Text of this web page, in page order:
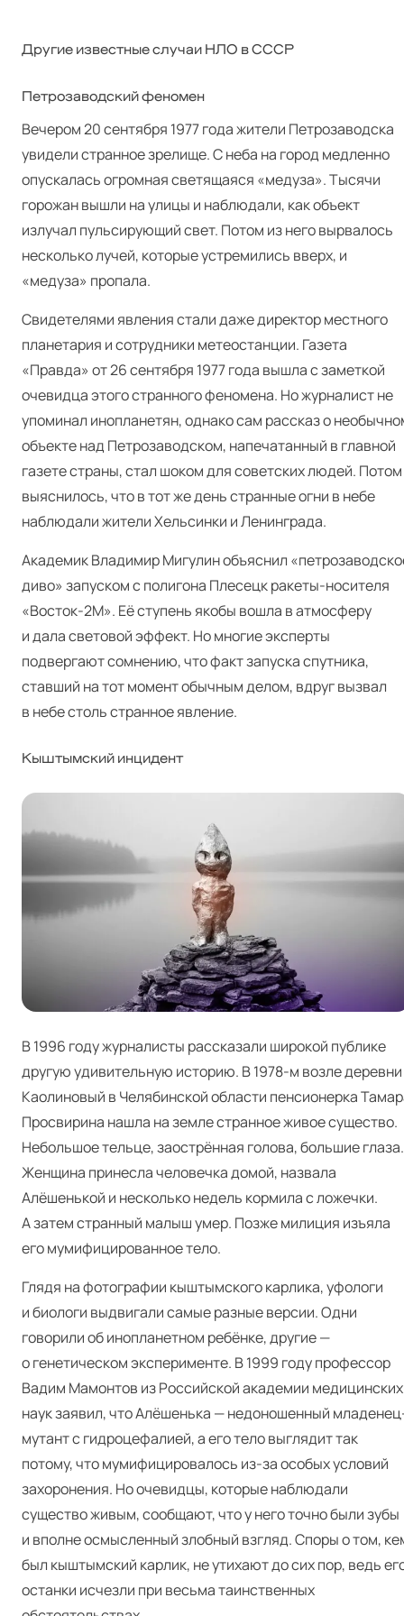
Другие известные случаи НЛО в СССР
Петрозаводский феномен
Вечером 20 сентября 1977 года жители Петрозаводска
увидели странное зрелище. С неба на город медленно
опускалась огромная светящаяся «медуза». Тысячи
горожан вышли на улицы и наблюдали, как объект
излучал пульсирующий свет. Потом из него вырвалось
несколько лучей, которые устремились вверх, и
«медуза» пропала.
Свидетелями явления стали даже директор местного
планетария и сотрудники метеостанции. Газета
«Правда» от 26 сентября 1977 года вышла с заметкой
очевидца этого странного феномена. Но журналист не
упоминал инопланетян, однако сам рассказ о
объекте над Петрозаводском, напечатанный в главной
газете страны, стал шоком для советских людей. Потом
выяснилось, что в тот же день странные огни в небе
наблюдали жители Хельсинки и Ленинграда.
Академик Владимир Мигулин объяснил
диво» запуском с полигона Плесецк ракеты‑носителя
«Восток‑2М». Её ступень якобы вошла в атмосферу
и дала световой эффект. Но многие эксперты
подвергают сомнению, что факт запуска спутника,
ставший на тот момент обычным делом, вдруг вызвал
в небе столь странное явление.
Кыштымский инцидент
В 1996 году журналисты рассказали широкой публике
другую удивительную историю. В 1978‑м возле деревни
Каолиновый в Челябинской области пенсионерка
Просвирина нашла на земле странное живое существо.
Небольшое тельце, заострённая голова, большие глаза.
Женщина принесла человечка домой, назвала
Алёшенькой и несколько недель кормила с ложечки.
А затем странный малыш умер. Позже милиция изъяла
его мумифицированное тело.
Глядя на фотографии кыштымского карлика, уфологи
и биологи выдвигали самые разные версии. Одни
говорили об инопланетном ребёнке, другие —
о генетическом эксперименте. В 1999 году профессор
Вадим Мамонтов из Российской академии медицинских
наук заявил, что Алёшенька — недоношенный
мутант с гидроцефалией, а его тело выглядит так
потому, что мумифицировалось из-за особых условий
захоронения. Но очевидцы, которые наблюдали
существо живым, сообщают, что у него точно были зубы
и вполне осмысленный злобный взгляд. Споры о том,
был кыштымский карлик, не утихают до сих пор, ведь
останки исчезли при весьма таинственных